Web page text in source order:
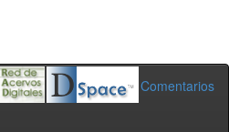
Comentarios